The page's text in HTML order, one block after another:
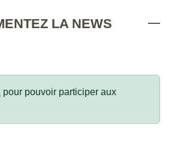
LA NEWS
pour pouvoir participer aux